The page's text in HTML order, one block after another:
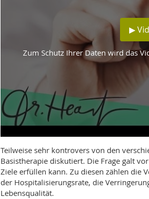
PRÄVENTION UND ALTER
SYMPTOME UND DIAGNOSE
VITAMINE UND MINERALSTOFFE
WISSENSCHAFT UND FORSCHUNG
▶
Zum Schutz Ihrer Daten wird das
Teilweise sehr kontrovers von den
Basistherapie diskutiert. Die Frage galt
Ziele erfüllen kann. Zu diesen zählen die
der Hospitalisierungsrate, die
Lebensqualität.